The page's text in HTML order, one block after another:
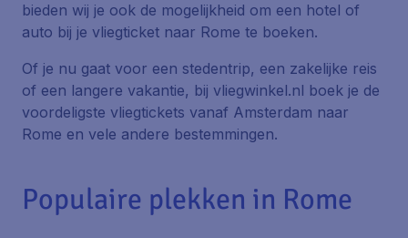
bieden wij je ook de mogelijkheid om een hotel of
auto bij je vliegticket naar Rome te boeken.
Of je nu gaat voor een stedentrip, een zakelijke reis
of een langere vakantie, bij vliegwinkel.nl boek je de
voordeligste vliegtickets vanaf Amsterdam naar
Rome en vele andere bestemmingen.
Populaire plekken in Rome